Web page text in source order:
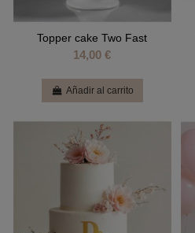
Topper cake Two Fast
14,00 €
Añadir al carrito